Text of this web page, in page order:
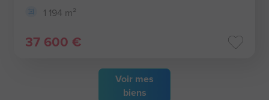
Voir mes
biens
1 194 m²
37 600 €